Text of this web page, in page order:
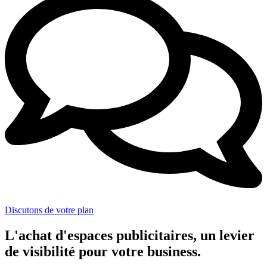
Discutons de votre plan
L'achat d'espaces publicitaires, un levier
de visibilité pour votre business.